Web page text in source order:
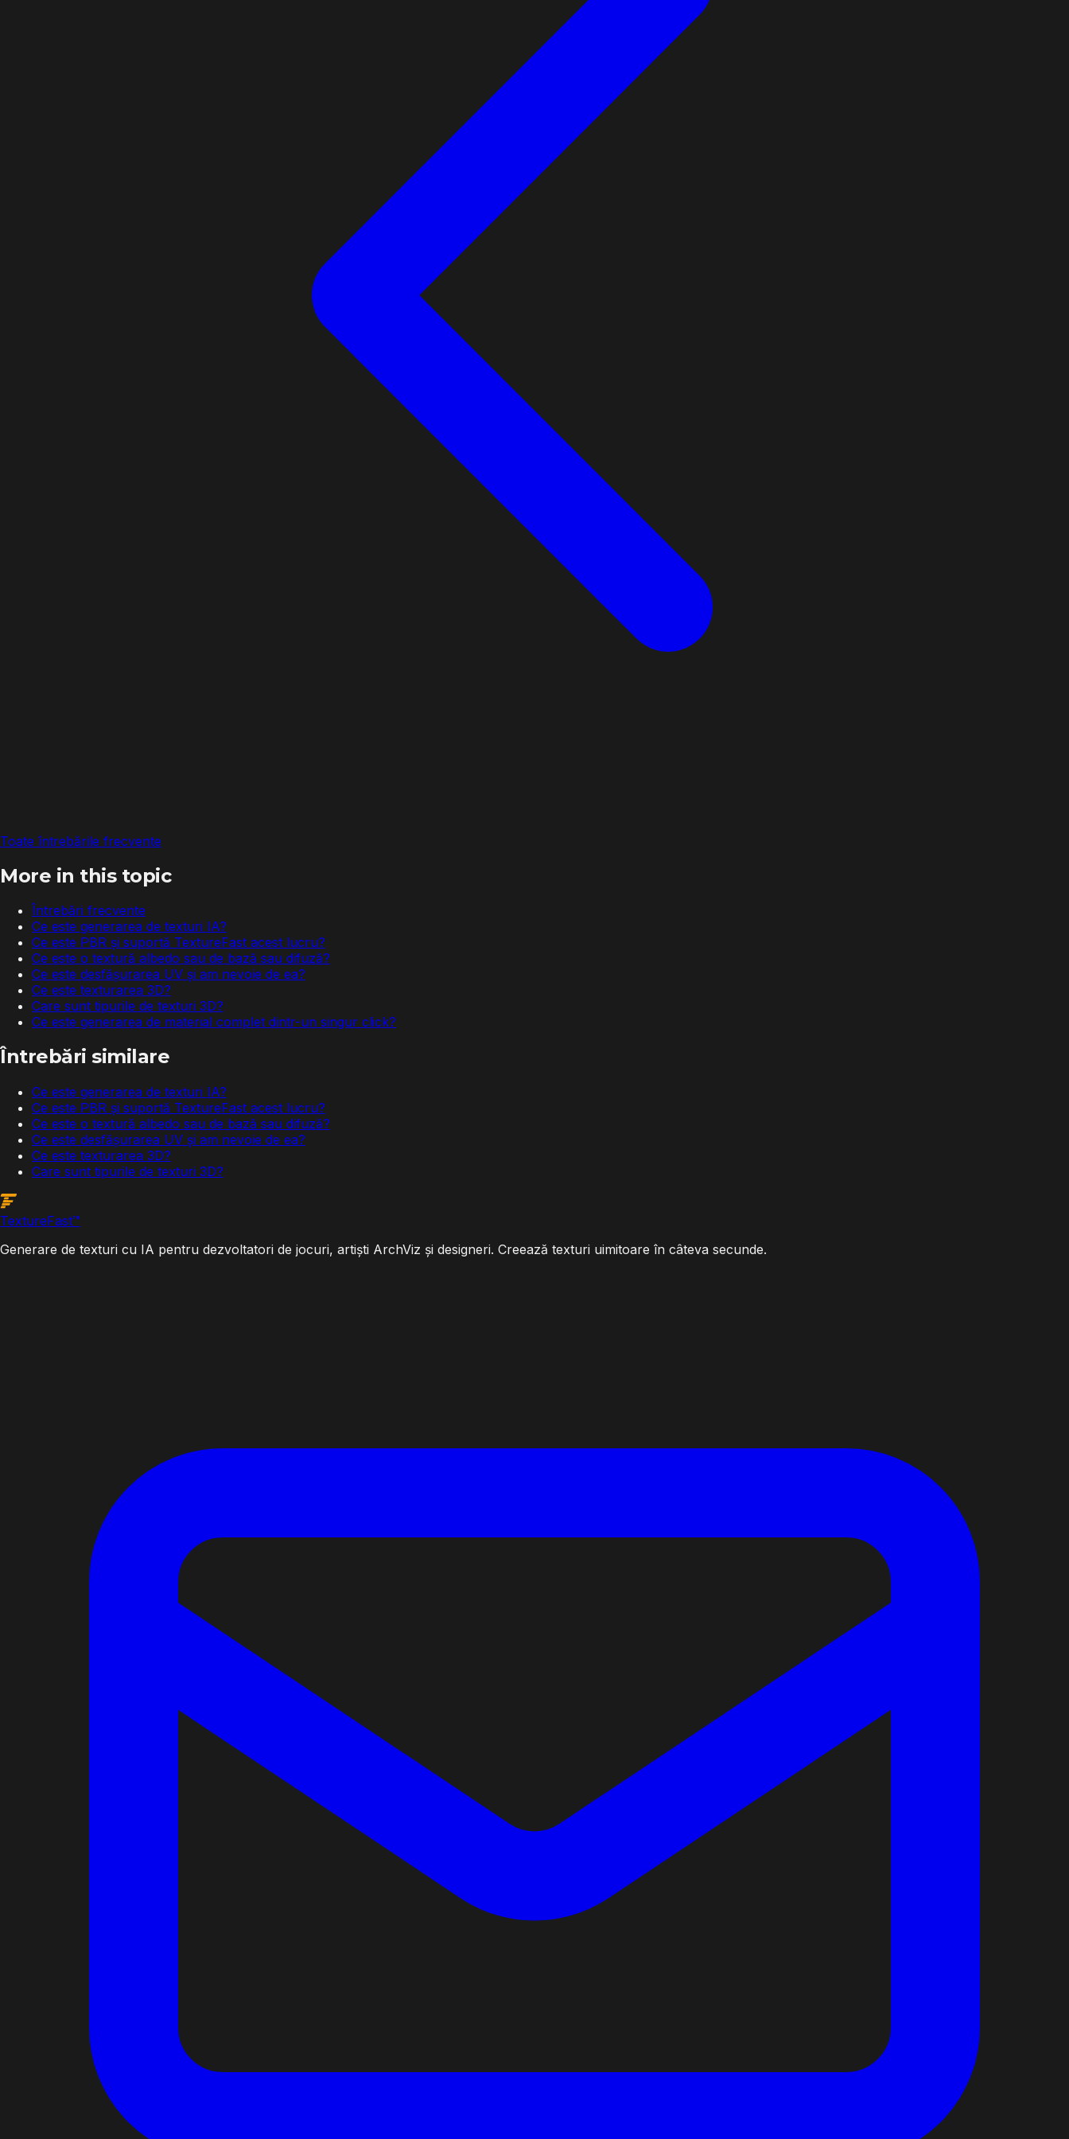
Toate întrebările frecvente
More in this topic
Întrebări frecvente
Ce este generarea de texturi IA?
Ce este PBR și suportă TextureFast acest lucru?
Ce este o textură albedo sau de bază sau difuză?
Ce este desfășurarea UV și am nevoie de ea?
Ce este texturarea 3D?
Care sunt tipurile de texturi 3D?
Ce este generarea de material complet dintr-un singur click?
Întrebări similare
Ce este generarea de texturi IA?
Ce este PBR și suportă TextureFast acest lucru?
Ce este o textură albedo sau de bază sau difuză?
Ce este desfășurarea UV și am nevoie de ea?
Ce este texturarea 3D?
Care sunt tipurile de texturi 3D?
TextureFast™
Generare de texturi cu IA pentru dezvoltatori de jocuri, artiști ArchViz și designeri. Creează texturi uimitoare în câteva secunde.